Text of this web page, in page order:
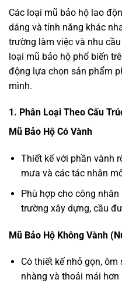
Các loại mũ bảo hộ lao
dáng và tính năng khác
trường làm việc và nhu
loại mũ bảo hộ phổ biến
động lựa chọn sản phẩm
mình.
1. Phân Loại Theo Cấu
Mũ Bảo Hộ Có Vành
Thiết kế với phần vành
mưa và các tác nhân
Phù hợp cho công
trường xây dựng, cầu
Mũ Bảo Hộ Không Vành
Có thiết kế nhỏ gọn,
nhàng và thoải mái hơn